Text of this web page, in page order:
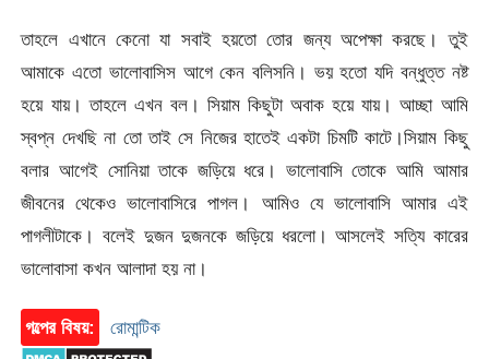
তাহলে এখানে কেনো যা সবাই হয়তো তোর জন্য অপেক্ষা করছে। তুই
আমাকে এতো ভালোবাসিস আগে কেন বলিসনি। ভয় হতো যদি বন্ধুত্ত নষ্ট
হয়ে যায়। তাহলে এখন বল। সিয়াম কিছুটা অবাক হয়ে যায়। আচ্ছা আমি
স্বপ্ন দেখছি না তো তাই সে নিজের হাতেই একটা চিমটি কাটে।সিয়াম কিছু
বলার আগেই সোনিয়া তাকে জড়িয়ে ধরে। ভালোবাসি তোকে আমি আমার
জীবনের থেকেও ভালোবাসিরে পাগল। আমিও যে ভালোবাসি আমার এই
পাগলীটাকে। বলেই দুজন দুজনকে জড়িয়ে ধরলো। আসলেই সত্যি কারের
ভালোবাসা কখন আলাদা হয় না।
গল্পের বিষয়: রোমান্টিক